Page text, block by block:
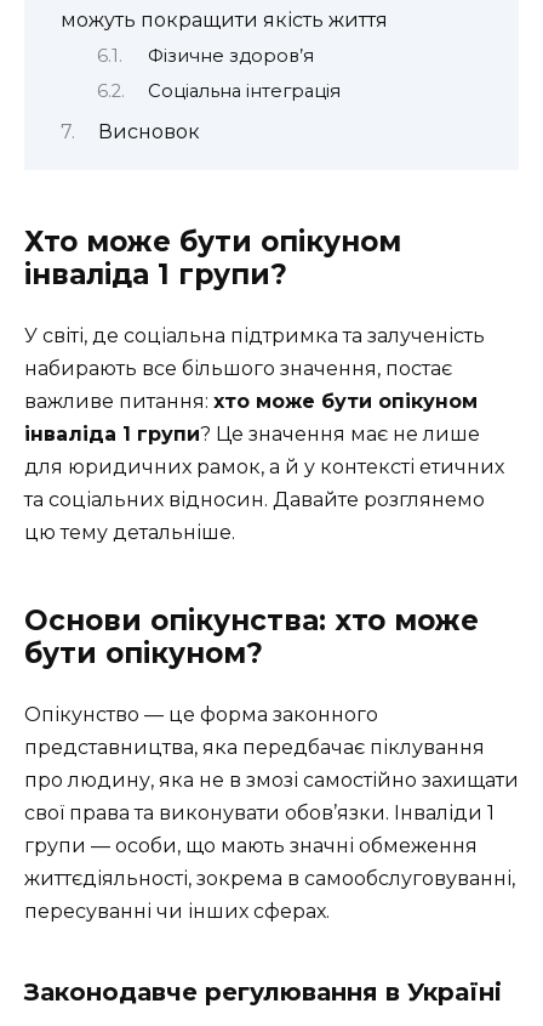
можуть покращити якість життя
Фізичне здоров’я
Соціальна інтеграція
Висновок
Хто може бути опікуном
інваліда 1 групи?
У світі, де соціальна підтримка та залученість
набирають все більшого значення, постає
важливе питання: хто може бути опікуном
інваліда 1 групи? Це значення має не лише
для юридичних рамок, а й у контексті етичних
та соціальних відносин. Давайте розглянемо
цю тему детальніше.
Основи опікунства: хто може
бути опікуном?
Опікунство — це форма законного
представництва, яка передбачає піклування
про людину, яка не в змозі самостійно захищати
свої права та виконувати обов’язки. Інваліди 1
групи — особи, що мають значні обмеження
життєдіяльності, зокрема в самообслуговуванні,
пересуванні чи інших сферах.
Законодавче регулювання в Україні